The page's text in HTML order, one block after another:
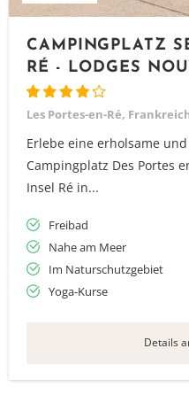
CAMPINGPLATZ
RÉ - LODGES
Les Portes-en-Ré,
Erlebe eine erholsame
Campingplatz Des Portes
Insel Ré in...
Freibad
Nahe am Meer
Im Naturschutzgebiet
Yoga-Kurse
Details
Vielen Dank für das